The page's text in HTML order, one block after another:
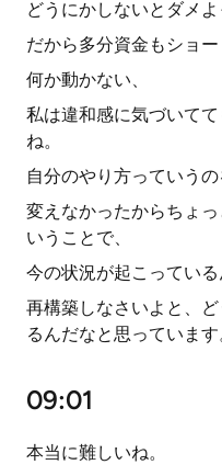
どうにかしないとダメ
だから多分資金もショー
何か動かない、
私は違和感に気づいて
ね。
自分のやり方っていうの
変えなかったからちょ
いうことで、
今の状況が起こっている
再構築しなさいよと、
るんだなと思っています
09:01
本当に難しいね。